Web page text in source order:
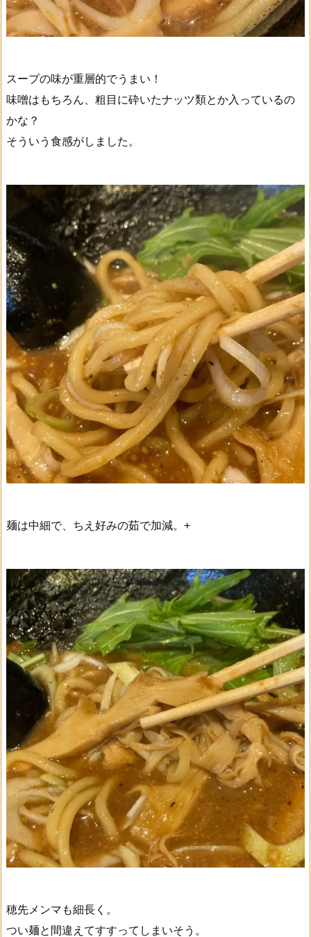
スープの味が重層的でうまい！
味噌はもちろん、粗目に砕いたナッツ類とか入っているの
かな？
そういう食感がしました。
麺は中細で、ちえ好みの茹で加減。+
穂先メンマも細長く。
つい麺と間違えてすすってしまいそう。